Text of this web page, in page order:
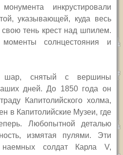
инкрустировали
указывающей, куда весь
свою тень крест над шпилем.
солнцестояния и
шар, снятый с вершины
дней. До 1850 года он
Капитолийского холма,
в Капитолийские Музеи, где
Любопытной деталью
измятая пулями. Эти
солдат Карла V,